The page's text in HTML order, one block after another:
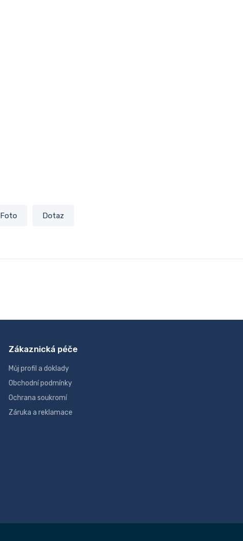
Foto Dotaz
Zákaznická péče
Můj profil a doklady
Obchodní podmínky
Ochrana soukromí
Záruka a reklamace